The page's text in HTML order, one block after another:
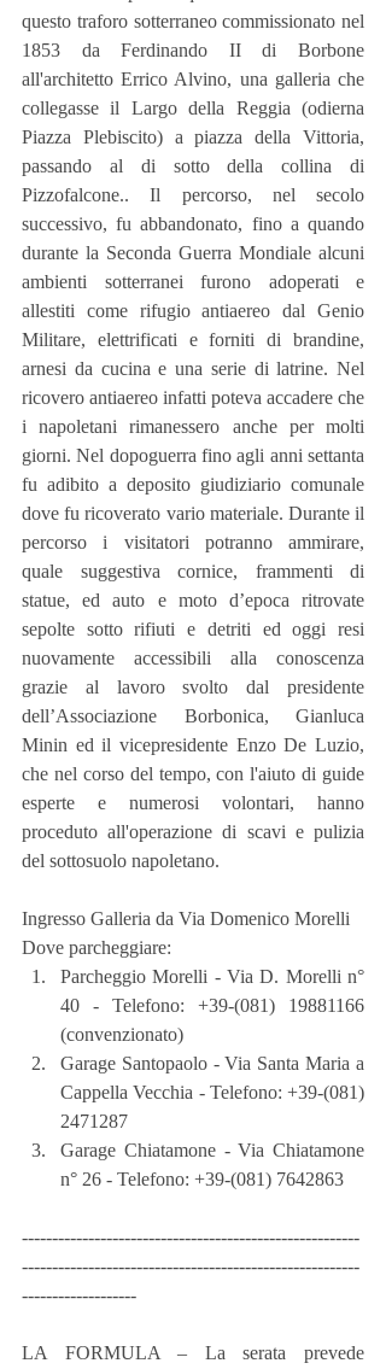
questo traforo sotterraneo commissionato nel
1853 da Ferdinando II di Borbone
all'architetto Errico Alvino, una galleria che
collegasse il Largo della Reggia (odierna
Piazza Plebiscito) a piazza della Vittoria,
passando al di sotto della collina di
Pizzofalcone.. Il percorso, nel secolo
successivo, fu abbandonato, fino a quando
durante la Seconda Guerra Mondiale alcuni
ambienti sotterranei furono adoperati e
allestiti come rifugio antiaereo dal Genio
Militare, elettrificati e forniti di brandine,
arnesi da cucina e una serie di latrine. Nel
ricovero antiaereo infatti poteva accadere che
i napoletani rimanessero anche per molti
giorni. Nel dopoguerra fino agli anni settanta
fu adibito a deposito giudiziario comunale
dove fu ricoverato vario materiale. Durante il
percorso i visitatori potranno ammirare,
quale suggestiva cornice, frammenti di
statue, ed auto e moto d’epoca ritrovate
sepolte sotto rifiuti e detriti ed oggi resi
nuovamente accessibili alla conoscenza
grazie al lavoro svolto dal presidente
dell’Associazione Borbonica, Gianluca
Minin ed il vicepresidente Enzo De Luzio,
che nel corso del tempo, con l'aiuto di guide
esperte e numerosi volontari, hanno
proceduto all'operazione di scavi e pulizia
del sottosuolo napoletano.
Ingresso Galleria da Via Domenico Morelli
Dove parcheggiare:
Parcheggio Morelli - Via D. Morelli n°
40 - Telefono: +39-(081) 19881166
(convenzionato)
Garage Santopaolo - Via Santa Maria a
Cappella Vecchia - Telefono: +39-(081)
2471287
Garage Chiatamone - Via Chiatamone
n° 26 - Telefono: +39-(081) 7642863
--------------------------------------------------------
--------------------------------------------------------
-------------------
LA FORMULA – La serata prevede